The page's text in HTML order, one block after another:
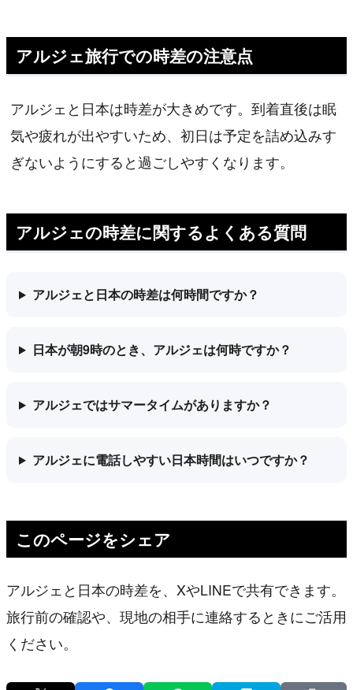
アルジェ旅行での時差の注意点
アルジェと日本は時差が大きめです。到着直後は眠
気や疲れが出やすいため、初日は予定を詰め込みす
ぎないようにすると過ごしやすくなります。
アルジェの時差に関するよくある質問
アルジェと日本の時差は何時間ですか？
日本が朝9時のとき、アルジェは何時ですか？
アルジェではサマータイムがありますか？
アルジェに電話しやすい日本時間はいつですか？
このページをシェア
アルジェと日本の時差を、XやLINEで共有できます。
旅行前の確認や、現地の相手に連絡するときにご活用
ください。